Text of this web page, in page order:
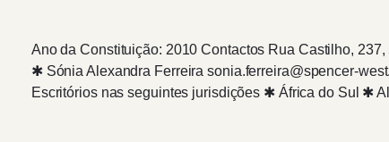
Ano da Constituição: 2010 Contactos Rua Castilho,
✱ Sónia Alexandra Ferreira sonia.ferreira@spencer-
Escritórios nas seguintes jurisdições ✱ África do Sul